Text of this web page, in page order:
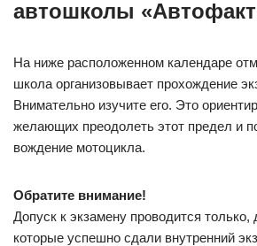
автошколы
На ниже расположенном календаре
школа организовывает прохождение
Внимательно изучите его. Это
желающих преодолеть этот предел и
вождение мотоцикла.
Обратите внимание!
Допуск к экзамену проводится только,
которые успешно сдали внутренний